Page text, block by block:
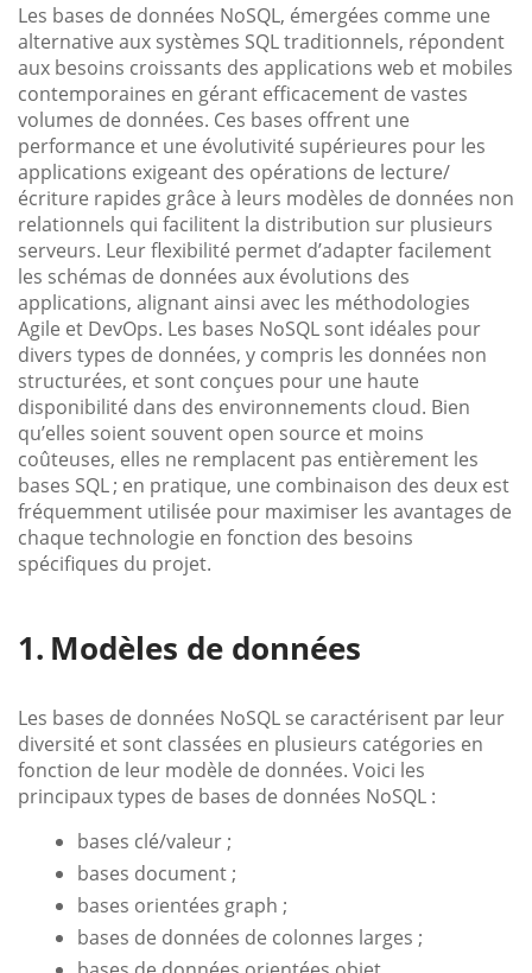
Les bases de données NoSQL, émergées comme une
alternative aux systèmes SQL traditionnels, répondent
aux besoins croissants des applications web et mobiles
contemporaines en gérant efficacement de vastes
volumes de données. Ces bases offrent une
performance et une évolutivité supérieures pour les
applications exigeant des opérations de lecture/
écriture rapides grâce à leurs modèles de données non
relationnels qui facilitent la distribution sur plusieurs
serveurs. Leur flexibilité permet d’adapter facilement
les schémas de données aux évolutions des
applications, alignant ainsi avec les méthodologies
Agile et DevOps. Les bases NoSQL sont idéales pour
divers types de données, y compris les données non
structurées, et sont conçues pour une haute
disponibilité dans des environnements cloud. Bien
qu’elles soient souvent open source et moins
coûteuses, elles ne remplacent pas entièrement les
bases SQL ; en pratique, une combinaison des deux est
fréquemment utilisée pour maximiser les avantages de
chaque technologie en fonction des besoins
spécifiques du projet.
Modèles de données
Les bases de données NoSQL se caractérisent par leur
diversité et sont classées en plusieurs catégories en
fonction de leur modèle de données. Voici les
principaux types de bases de données NoSQL :
bases clé/valeur ;
bases document ;
bases orientées graph ;
bases de données de colonnes larges ;